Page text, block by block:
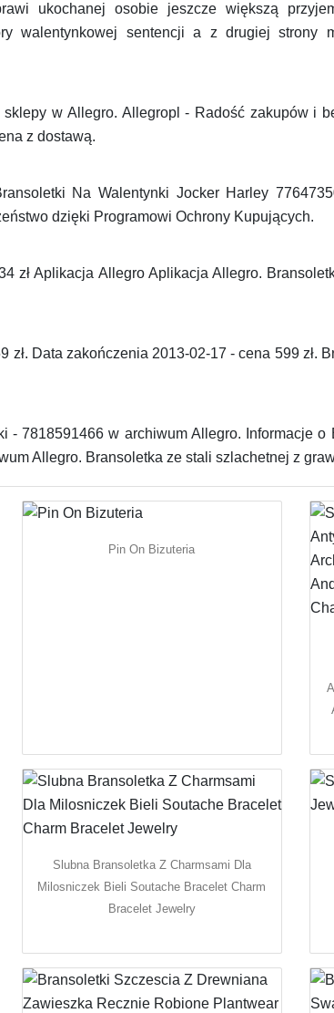
ukochanej osobie jeszcze większą
walentynkowej sentencji a z drugiej strony
w Allegro. Allegropl - Radość zakupów i
z dostawą.
Na Walentynki Jocker Harley
dzięki Programowi Ochrony Kupujących.
zł Aplikacja Allegro Aplikacja Allegro.
zł. Data zakończenia 2013-02-17 - cena 599 zł.
- 7818591466 w archiwum Allegro. Informacje
Allegro. Bransoletka ze stali szlachetnej z
Pin On Bizuteria
Slubna Bransoletka Z Charmsami Dla
Milosniczek Bieli Soutache Bracelet Charm
Bracelet Jewelry